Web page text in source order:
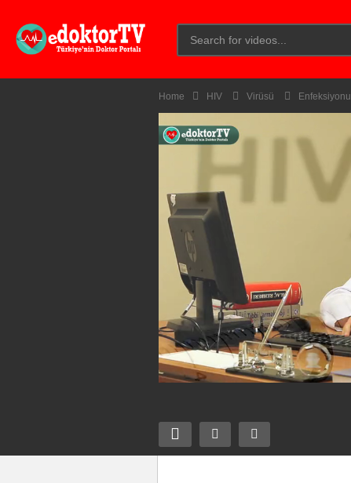
Home HIV Virüsü Enfeksiyonu